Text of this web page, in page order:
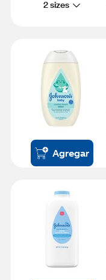
2 sizes
Agregar